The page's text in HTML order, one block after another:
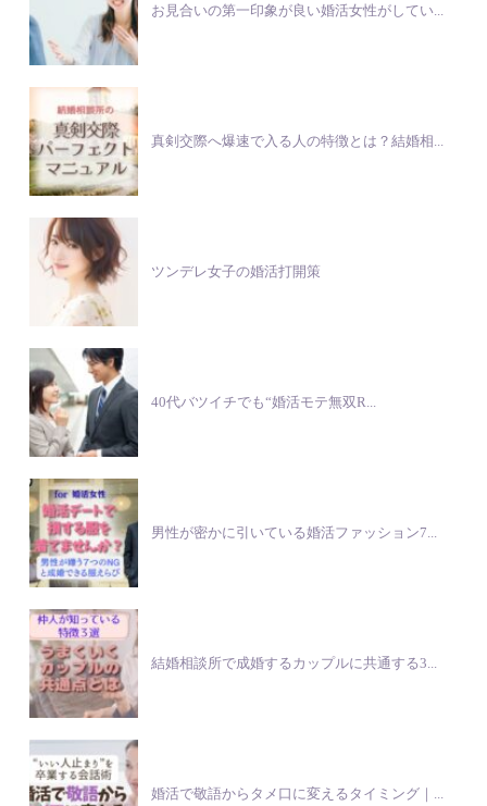
お見合いの第一印象が良い婚活女性がしてい...
真剣交際へ爆速で入る人の特徴とは？結婚相...
ツンデレ女子の婚活打開策
40代バツイチでも“婚活モテ無双R...
男性が密かに引いている婚活ファッション7...
結婚相談所で成婚するカップルに共通する3...
婚活で敬語からタメ口に変えるタイミング｜...